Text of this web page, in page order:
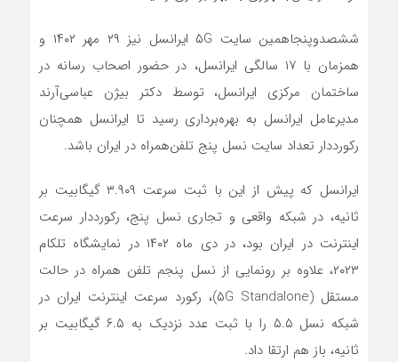
ششصدوپنجاهمین سایت ۵G ایرانسل نیز ۲۹ مهر ۱۴۰۲ و
همزمان با ۱۷ سالگی ایرانسل، در حضور اصحاب رسانه در
ساختمان مرکزی ایرانسل، توسط دکتر بیژن عباسی‌آرند
مدیرعامل ایرانسل به بهره‌برداری ‌رسید تا ایرانسل همچنان
رکورددار تعداد سایت نسل پنج تلفن‌همراه در ایران باشد.
ایرانسل که پیش از این با ثبت سرعت ۳.۹۰۹ گیگابیت بر
ثانیه، در شبکه واقعی و تجاری نسل پنج، رکورددار سرعت
اینترنت در ایران بود، در دی ماه ۱۴۰۲ در نمایشگاه تلکام
۲۰۲۳، علاوه بر رونمایی از نسل پنجم تلفن همراه در حالت
مستقل (۵G Standalone)، رکورد سرعت اینترنت ایران در
شبکه نسل ۵.۵ را با ثبت عدد نزدیک به ۶.۵ گیگابیت بر
ثانیه، باز هم ارتقا داد.